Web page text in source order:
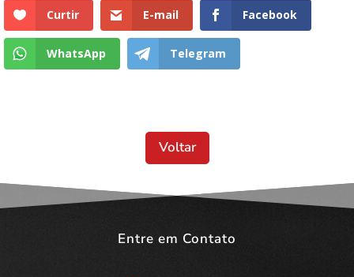
Curtir E-mail Facebook
WhatsApp Telegram
Voltar
Entre em Contato